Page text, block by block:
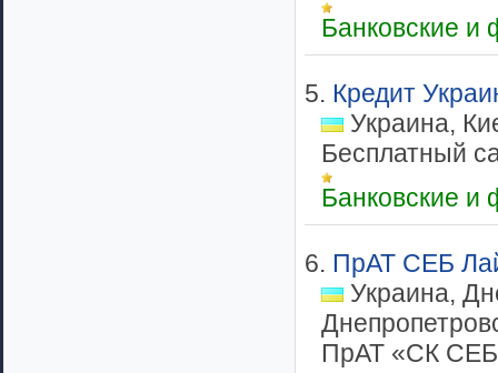
Банковские и
5. Кредит
Украина,
Бесплатный
Банковские и
6. ПрАТ СЕБ
Украина,
ПрАТ «СК